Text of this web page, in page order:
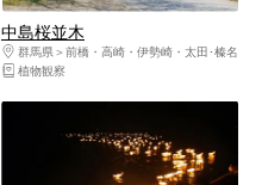
中島桜並木
群馬県
前橋・高崎・伊勢崎・太田･榛名
植物観察